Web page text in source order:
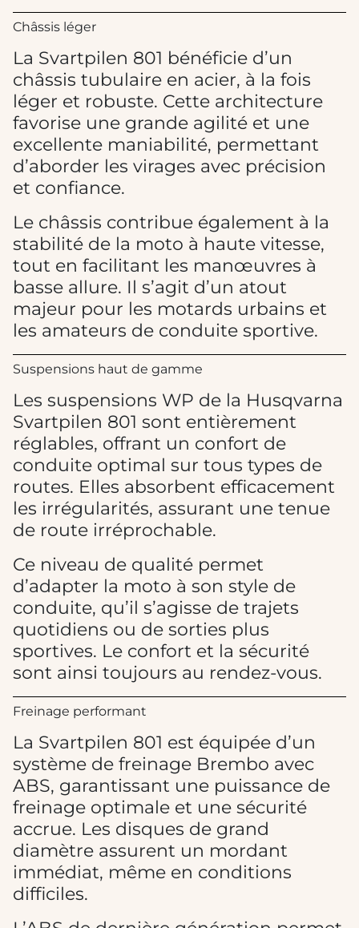
Châssis léger
La Svartpilen 801 bénéficie d’un
châssis tubulaire en acier, à la fois
léger et robuste. Cette architecture
favorise une grande agilité et une
excellente maniabilité, permettant
d’aborder les virages avec précision
et confiance.
Le châssis contribue également à la
stabilité de la moto à haute vitesse,
tout en facilitant les manœuvres à
basse allure. Il s’agit d’un atout
majeur pour les motards urbains et
les amateurs de conduite sportive.
Suspensions haut de gamme
Les suspensions WP de la Husqvarna
Svartpilen 801 sont entièrement
réglables, offrant un confort de
conduite optimal sur tous types de
routes. Elles absorbent efficacement
les irrégularités, assurant une tenue
de route irréprochable.
Ce niveau de qualité permet
d’adapter la moto à son style de
conduite, qu’il s’agisse de trajets
quotidiens ou de sorties plus
sportives. Le confort et la sécurité
sont ainsi toujours au rendez-vous.
Freinage performant
La Svartpilen 801 est équipée d’un
système de freinage Brembo avec
ABS, garantissant une puissance de
freinage optimale et une sécurité
accrue. Les disques de grand
diamètre assurent un mordant
immédiat, même en conditions
difficiles.